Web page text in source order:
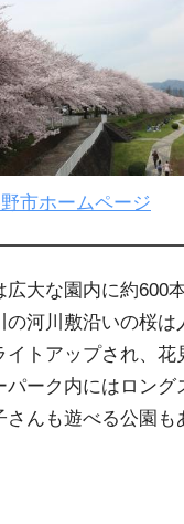
市ホームページ
広大な園内に約600
河川敷沿いの桜は
イトアップされ、花
パーク内にはロング
さんも遊べる公園も